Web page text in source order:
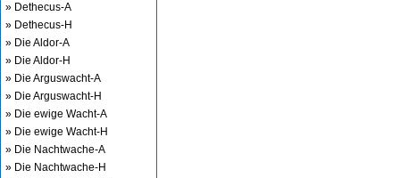
» Dethecus-A
» Dethecus-H
» Die Aldor-A
» Die Aldor-H
» Die Arguswacht-A
» Die Arguswacht-H
» Die ewige Wacht-A
» Die ewige Wacht-H
» Die Nachtwache-A
» Die Nachtwache-H